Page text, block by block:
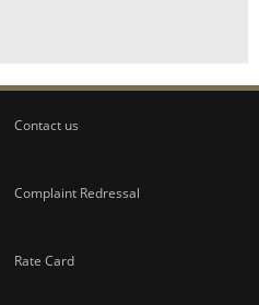
Contact us
Complaint Redressal
Rate Card